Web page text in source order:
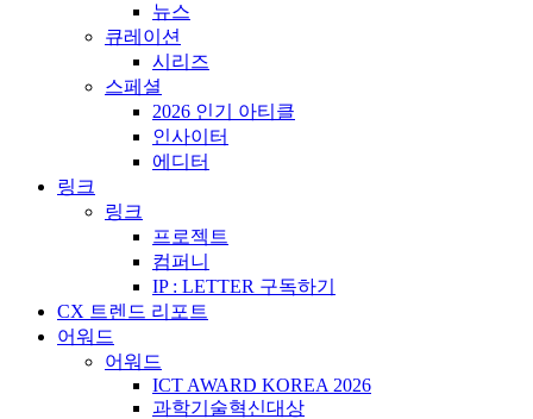
뉴스
큐레이션
시리즈
스페셜
2026 인기 아티클
인사이터
에디터
링크
링크
프로젝트
컴퍼니
IP : LETTER 구독하기
CX 트렌드 리포트
어워드
어워드
ICT AWARD KOREA 2026
과학기술혁신대상